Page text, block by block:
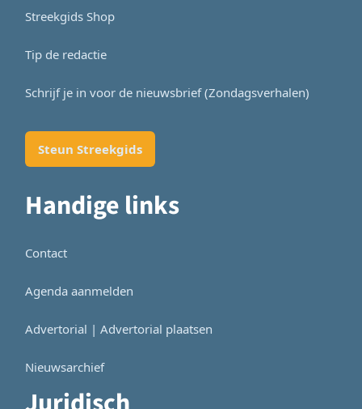
Streekgids Shop
Tip de redactie
Schrijf je in voor de nieuwsbrief (Zondagsverhalen)
Steun Streekgids
Handige links
Contact
Agenda aanmelden
Advertorial | Advertorial plaatsen
Nieuwsarchief